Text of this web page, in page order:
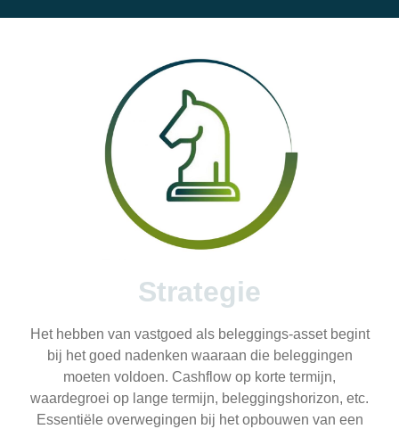
Strategie
Het hebben van vastgoed als beleggings-asset begint
bij het goed nadenken waaraan die beleggingen
moeten voldoen. Cashflow op korte termijn,
waardegroei op lange termijn, beleggingshorizon, etc.
Essentiële overwegingen bij het opbouwen van een